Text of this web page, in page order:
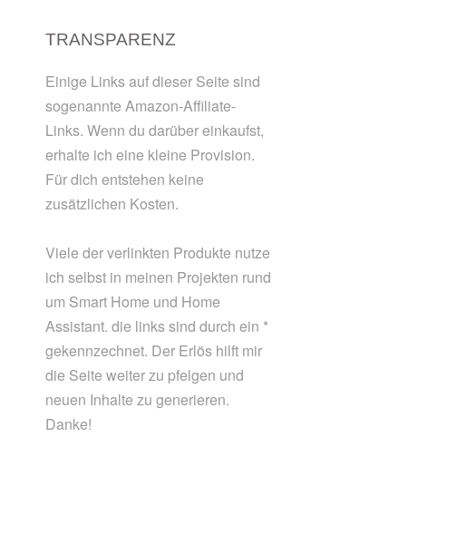
TRANSPARENZ
Einige Links auf dieser Seite sind
sogenannte Amazon-Affiliate-
Links. Wenn du darüber einkaufst,
erhalte ich eine kleine Provision.
Für dich entstehen keine
zusätzlichen Kosten.
Viele der verlinkten Produkte nutze
ich selbst in meinen Projekten rund
um Smart Home und Home
Assistant. die links sind durch ein *
gekennzechnet. Der Erlös hilft mir
die Seite weiter zu pfelgen und
neuen Inhalte zu generieren.
Danke!